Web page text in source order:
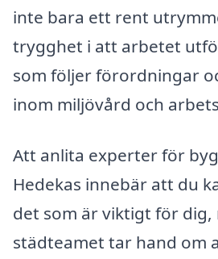
inte bara ett rent
trygghet i att arbetet
som följer förordningar
inom miljövård och
Att anlita experter för
Hedekas innebär att du
det som är viktigt för dig,
städteamet tar hand om